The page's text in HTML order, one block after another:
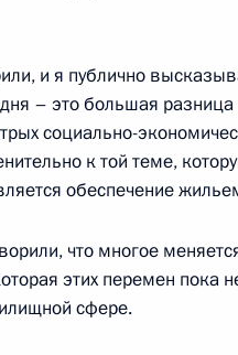
суббота
награждения
Шаймиева
Казань
и я публично
– это большая разница
социально-
к той теме,
обеспечение
что многое
этих перемен пока
сфере.